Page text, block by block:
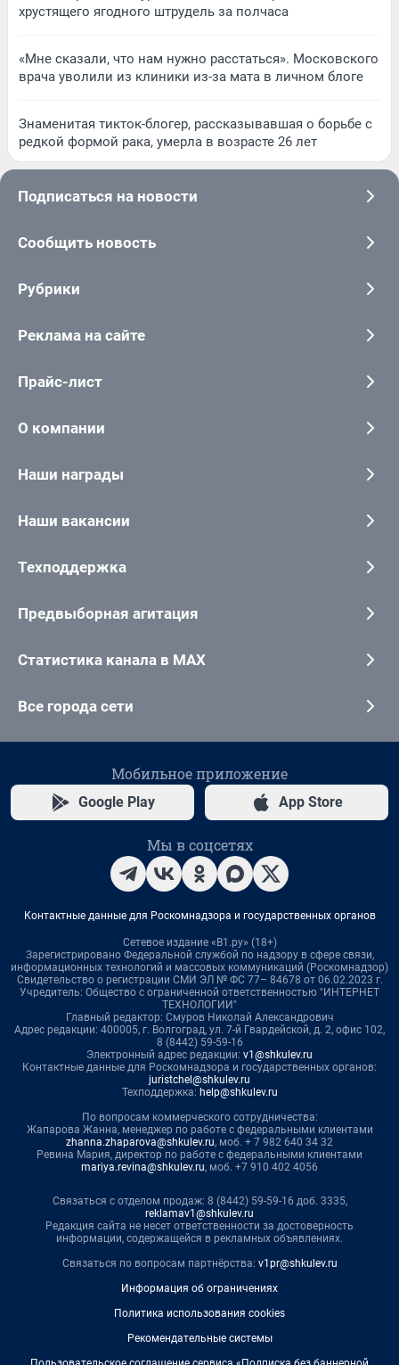
хрустящего ягодного штрудель за полчаса
«Мне сказали, что нам нужно расстаться». Московского
врача уволили из клиники из-за мата в личном блоге
Знаменитая тикток-блогер, рассказывавшая о борьбе с
редкой формой рака, умерла в возрасте 26 лет
Подписаться на новости
Сообщить новость
Рубрики
Реклама на сайте
Прайс-лист
О компании
Наши награды
Наши вакансии
Техподдержка
Предвыборная агитация
Статистика канала в MAX
Все города сети
Мобильное приложение
Google Play App Store
Мы в соцсетях
Контактные данные для Роскомнадзора и государственных органов
Сетевое издание «В1.ру» (18+)
Зарегистрировано Федеральной службой по надзору в сфере связи,
информационных технологий и массовых коммуникаций (Роскомнадзор)
Свидетельство о регистрации СМИ ЭЛ № ФС 77– 84678 от 06.02.2023 г.
Учредитель: Общество с ограниченной ответственностью "ИНТЕРНЕТ
ТЕХНОЛОГИИ"
Главный редактор: Смуров Николай Александрович
Адрес редакции: 400005, г. Волгоград, ул. 7-й Гвардейской, д. 2, офис 102,
8 (8442) 59-59-16
Электронный адрес редакции: v1@shkulev.ru
Контактные данные для Роскомнадзора и государственных органов:
juristchel@shkulev.ru
Техподдержка: help@shkulev.ru
По вопросам коммерческого сотрудничества:
Жапарова Жанна, менеджер по работе с федеральными клиентами
zhanna.zhaparova@shkulev.ru, моб. + 7 982 640 34 32
Ревина Мария, директор по работе с федеральными клиентами
mariya.revina@shkulev.ru, моб. +7 910 402 4056
Связаться с отделом продаж: 8 (8442) 59-59-16 доб. 3335,
reklamav1@shkulev.ru
Редакция сайта не несет ответственности за достоверность
информации, содержащейся в рекламных объявлениях.
Связаться по вопросам партнёрства: v1pr@shkulev.ru
Информация об ограничениях
Политика использования cookies
Рекомендательные системы